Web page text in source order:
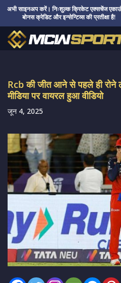
अभी साइनअप करें। निःशुल्क क्रिकेट एक्सचेंज
बोनस क्रेडिट और इन्सेन्टिव्स की प्रतीक्षा है!
Rcb की जीत आने से पहले ही रोने
मीडिया पर वायरल हुआ वीडियो
जून 4, 2025